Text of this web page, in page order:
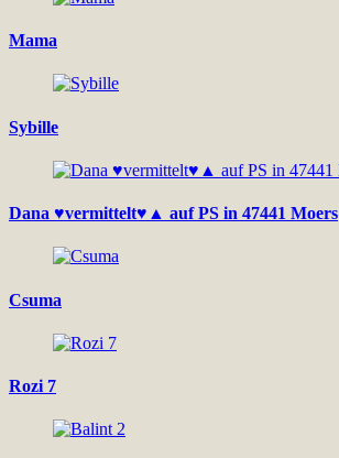
Mama
Sybille
Dana ♥vermittelt♥▲ auf PS in 47441 Moers
Csuma
Rozi 7